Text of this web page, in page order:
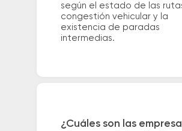
según el estado de las
congestión vehicular y la
existencia de paradas
intermedias.
¿Cuáles son las